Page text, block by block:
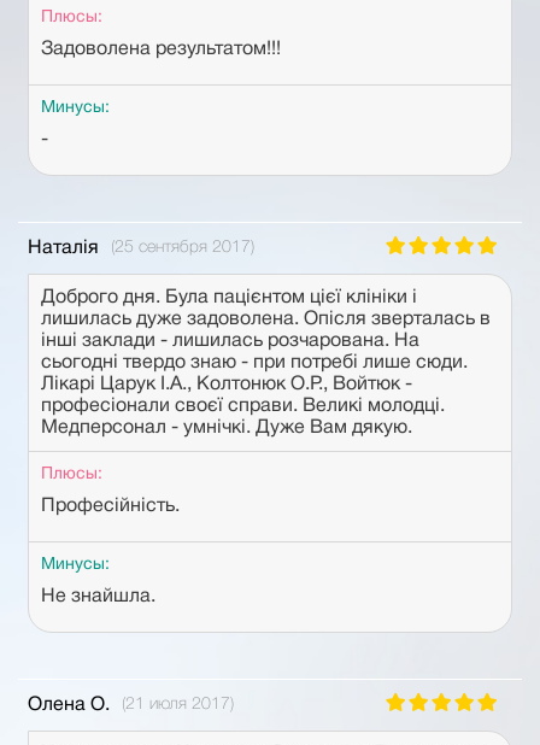
Плюсы:
Задоволена результатом!!!
Минусы:
-
Наталія (25 сентября 2017)
Доброго дня. Була пацієнтом цієї клініки і
лишилась дуже задоволена. Опісля зверталась в
інші заклади - лишилась розчарована. На
сьогодні твердо знаю - при потребі лише сюди.
Лікарі Царук І.А., Колтонюк О.Р., Войтюк -
професіонали своєї справи. Великі молодці.
Медперсонал - умнічкі. Дуже Вам дякую.
Плюсы:
Професійність.
Минусы:
Не знайшла.
Олена O. (21 июля 2017)